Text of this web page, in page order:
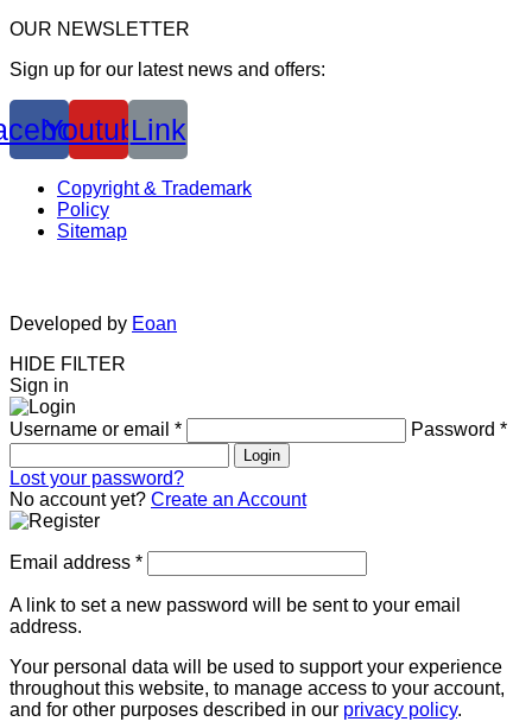
OUR NEWSLETTER
Sign up for our latest news and offers:
YoutubeLink
Copyright & Trademark
Policy
Sitemap
Developed by Eoan
HIDE FILTER
Sign in
Username or email * Password *
Login
Lost your password?
No account yet? Create an Account
Email address *
A link to set a new password will be sent to your email
address.
Your personal data will be used to support your experience
throughout this website, to manage access to your account,
and for other purposes described in our privacy policy.